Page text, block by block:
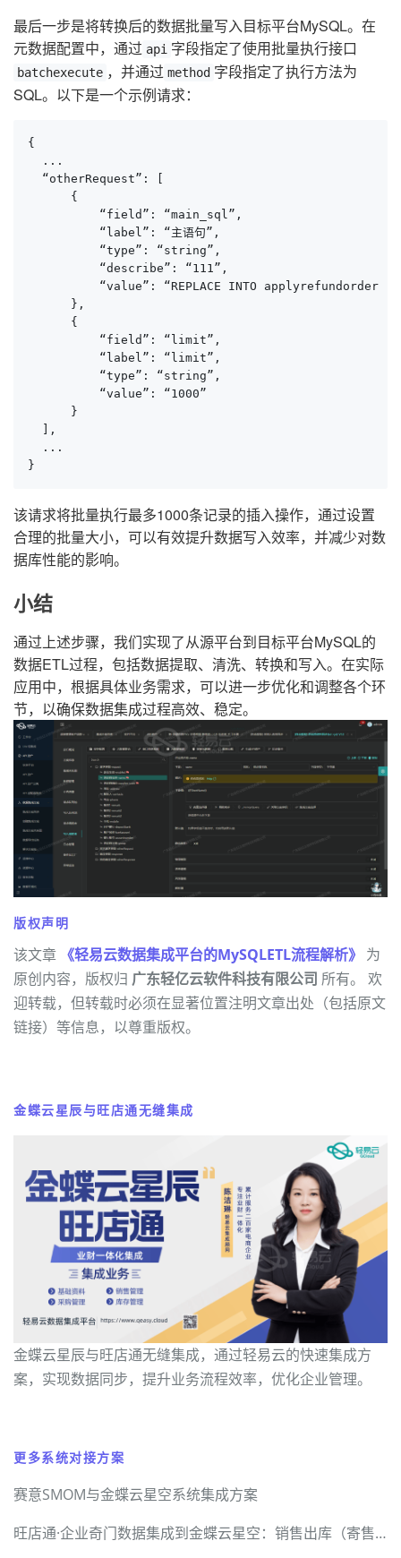
最后一步是将转换后的数据批量写入目标平台MySQL。在
元数据配置中，通过 api 字段指定了使用批量执行接口
batchexecute ，并通过 method 字段指定了执行方法为
SQL。以下是一个示例请求：
{
  ...
  “otherRequest”: [
      {
          “field”: “main_sql”,
          “label”: “主语句”,
          “type”: “string”,
          “describe”: “111”,
“value”: “REPLACE INTO applyrefundorder
      },
      {
          “field”: “limit”,
          “label”: “limit”,
          “type”: “string”,
          “value”: “1000”
      }
  ],
  ...
}
该请求将批量执行最多1000条记录的插入操作，通过设置
合理的批量大小，可以有效提升数据写入效率，并减少对数
据库性能的影响。
小结
通过上述步骤，我们实现了从源平台到目标平台MySQL的
数据ETL过程，包括数据提取、清洗、转换和写入。在实际
应用中，根据具体业务需求，可以进一步优化和调整各个环
节，以确保数据集成过程高效、稳定。
版权声明
该文章 《轻易云数据集成平台的MySQLETL流程解析》 为
原创内容，版权归 广东轻亿云软件科技有限公司 所有。 欢
迎转载，但转载时必须在显著位置注明文章出处（包括原文
链接）等信息，以尊重版权。
金蝶云星辰与旺店通无缝集成
金蝶云星辰与旺店通无缝集成，通过轻易云的快速集成方
案，实现数据同步，提升业务流程效率，优化企业管理。
更多系统对接方案
赛意SMOM与金蝶云星空系统集成方案
旺店通·企业奇门数据集成到金蝶云星空：销售出库（寄售业务）案例分享